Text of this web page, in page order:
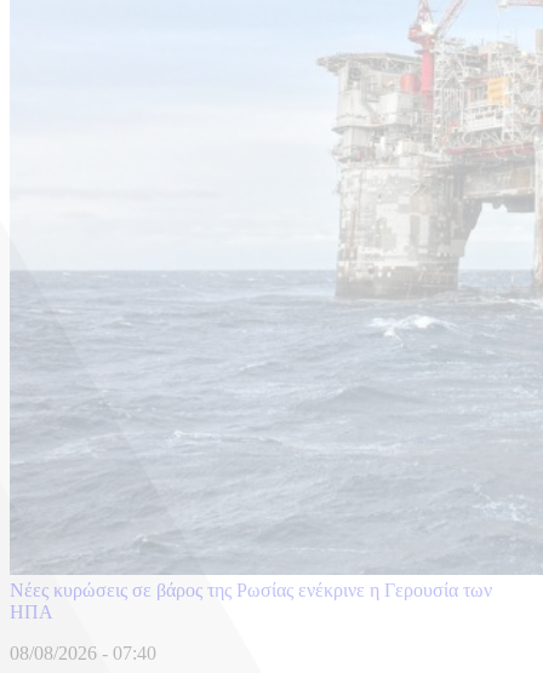
Νέες κυρώσεις σε βάρος της Ρωσίας ενέκρινε η Γερουσία των
ΗΠΑ
08/08/2026 - 07:40